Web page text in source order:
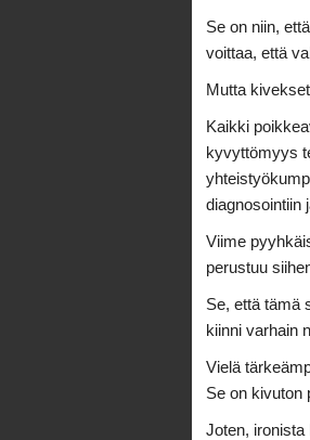
Se on niin,
voittaa, että
Mutta
Kaikki
kyvyttömyys
diagnosointiin
Viime
perustuu
Se, että tämä
kiinni varhain
Vielä
Se on kivuton
Joten, ironista